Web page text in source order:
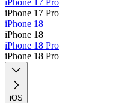
iPhone 17 Pro
iPhone 18
iPhone 18
iPhone 18 Pro
iPhone 18 Pro
iOS